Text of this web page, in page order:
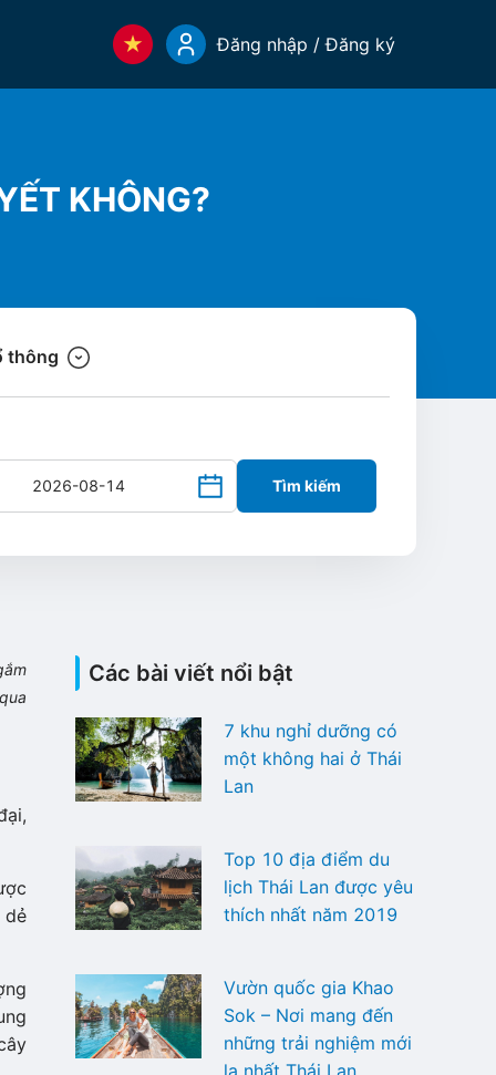
Đăng nhập / Đăng ký
KHÔNG?
thông
Tìm kiếm
dẻ
Các bài viết nổi bật
7 khu nghỉ dưỡng có
một không hai ở Thái
Lan
Top 10 địa điểm du
lịch Thái Lan được yêu
thích nhất năm 2019
Vườn quốc gia Khao
Sok – Nơi mang đến
những trải nghiệm mới
lạ nhất Thái Lan